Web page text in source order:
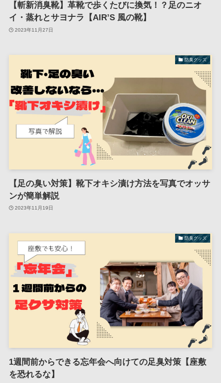
【斬新消臭靴】革靴で歩くたびに換気！？足のニオ
イ・蒸れとサヨナラ【AIR’S 風の靴】
2023年11月27日
防臭グッズ
【足の臭い対策】靴下オキシ漬け方法を写真でオッサ
ンが簡単解説
2023年11月19日
防臭グッズ
1週間前からできる忘年会へ向けての足臭対策【座敷
を恐れるな】